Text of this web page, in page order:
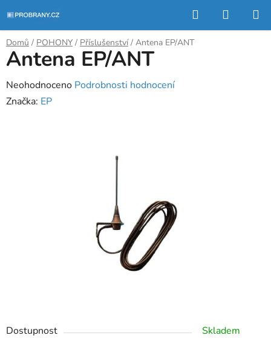
na
obsah
Hledat
KOŠÍK
Domů / POHONY / Příslušenství / Antena EP/ANT
Dostupnost
Skladem
Antena EP/ANT
Průměrné
hodnocení
Neohodnoceno Podrobnosti hodnocení
Značka: EP